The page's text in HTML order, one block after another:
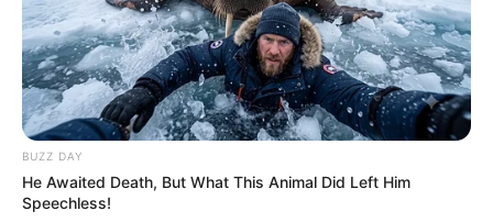
BUZZ DAY
He Awaited Death, But What This Animal Did Left Him
Speechless!